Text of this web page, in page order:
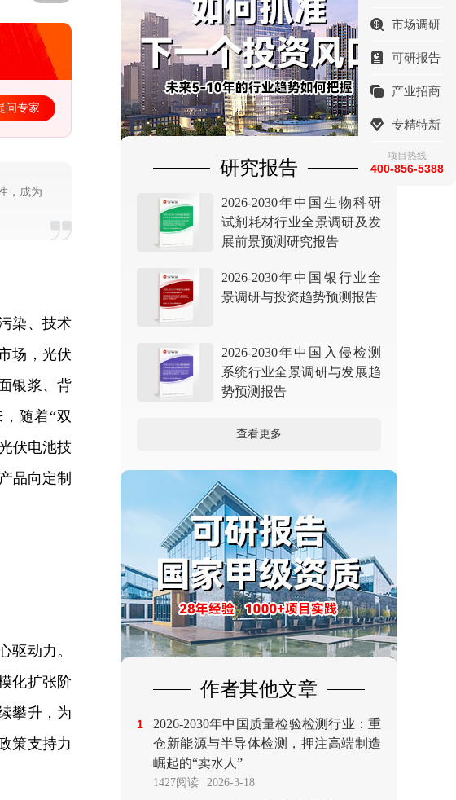
问专家
，成为
染、技术
场，光伏
银浆、背
随着“双
伏电池技
品向定制
驱动力。
化扩张阶
攀升，为
策支持力
研究报告
2026-2030年中国生物科研
试剂耗材行业全景调研及发
展前景预测研究报告
2026-2030年中国银行业全
景调研与投资趋势预测报告
2026-2030年中国入侵检测
系统行业全景调研与发展趋
势预测报告
查看更多
作者其他文章
1
2026-2030年中国质量检验检测行业：重
仓新能源与半导体检测，押注高端制造
崛起的“卖水人”
1427阅读 2026-3-18
市场调研
可研报告
产业招商
专精特新
项目热线
400-856-5388